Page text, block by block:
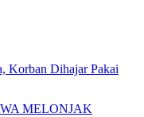
Korban Dihajar Pakai
MELONJAK